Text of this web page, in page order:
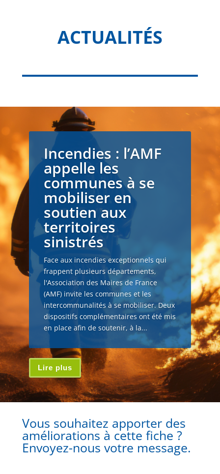
ACTUALITÉS
Incendies : l’AMF
appelle les
communes à se
mobiliser en
soutien aux
territoires
sinistrés
Face aux incendies exceptionnels qui
frappent plusieurs départements,
l'Association des Maires de France
(AMF) invite les communes et les
intercommunalités à se mobiliser. Deux
dispositifs complémentaires ont été mis
en place afin de soutenir, à la...
Lire plus
Vous souhaitez apporter des
améliorations à cette fiche ?
Envoyez-nous votre message.